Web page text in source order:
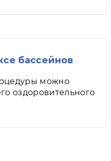
бассейнов
можно
оздоровительного